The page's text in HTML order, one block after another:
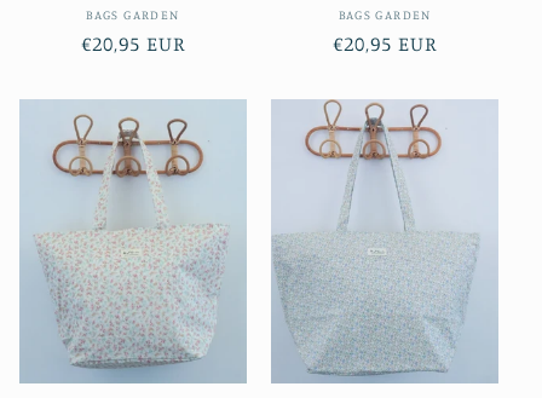
Proveedor:
BAGS GARDEN
Precio
€20,95 EUR
Proveedor:
BAGS GARDEN
Precio
€20,95 EUR